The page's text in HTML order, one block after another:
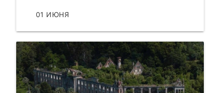
01 ИЮНЯ